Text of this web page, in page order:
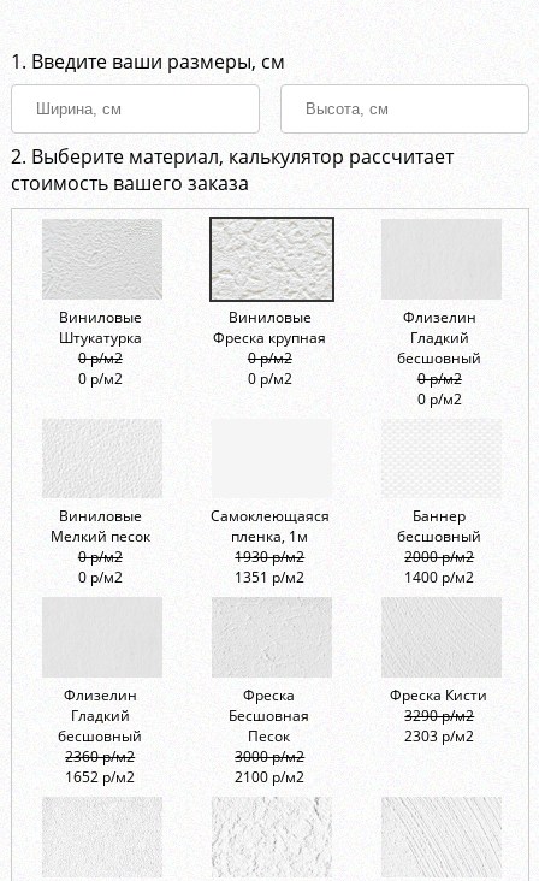
1. Введите ваши размеры, см
2. Выберите материал, калькулятор рассчитает
стоимость вашего заказа
Виниловые
Штукатурка
0 р/м2
0 р/м2
Виниловые
Фреска крупная
0 р/м2
0 р/м2
Флизелин
Гладкий
бесшовный
0 р/м2
0 р/м2
Виниловые
Мелкий песок
0 р/м2
0 р/м2
Самоклеющаяся
пленка, 1м
1930 р/м2
1351 р/м2
Баннер
бесшовный
2000 р/м2
1400 р/м2
Флизелин
Гладкий
бесшовный
2360 р/м2
1652 р/м2
Фреска
Бесшовная
Песок
3000 р/м2
2100 р/м2
Фреска Кисти
3290 р/м2
2303 р/м2